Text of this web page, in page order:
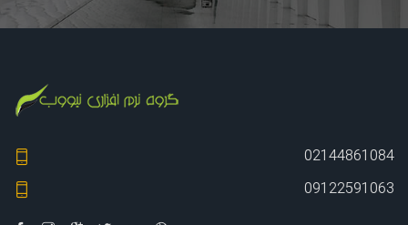
02144861084
09122591063